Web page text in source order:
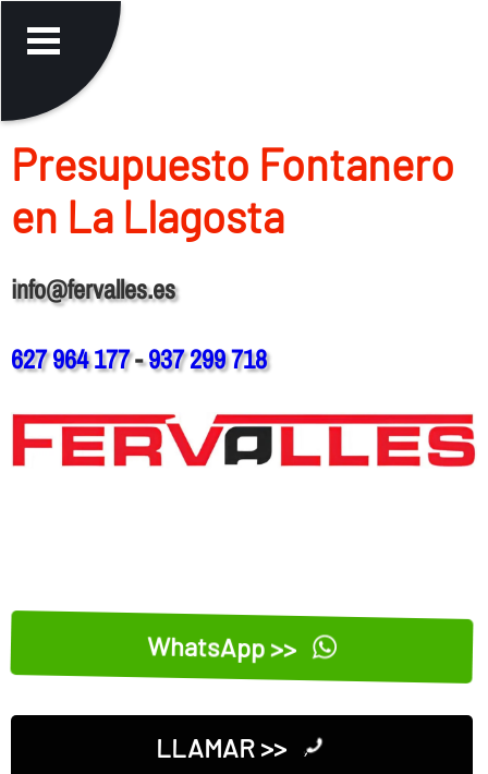
Presupuesto Fontanero
en La Llagosta
info@fervalles.es
627 964 177-937 299 718
WhatsApp >>
LLAMAR >>